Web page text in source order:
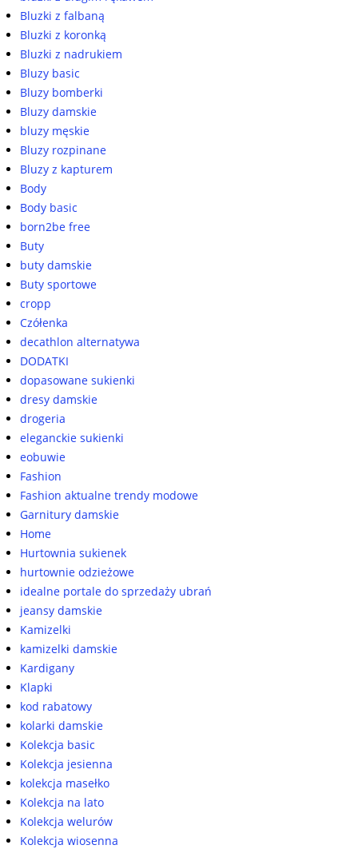
Bluzki z falbaną
Bluzki z koronką
Bluzki z nadrukiem
Bluzy basic
Bluzy bomberki
Bluzy damskie
bluzy męskie
Bluzy rozpinane
Bluzy z kapturem
Body
Body basic
born2be free
Buty
buty damskie
Buty sportowe
cropp
Czółenka
decathlon alternatywa
DODATKI
dopasowane sukienki
dresy damskie
drogeria
eleganckie sukienki
eobuwie
Fashion
Fashion aktualne trendy modowe
Garnitury damskie
Home
Hurtownia sukienek
hurtownie odzieżowe
idealne portale do sprzedaży ubrań
jeansy damskie
Kamizelki
kamizelki damskie
Kardigany
Klapki
kod rabatowy
kolarki damskie
Kolekcja basic
Kolekcja jesienna
kolekcja masełko
Kolekcja na lato
Kolekcja welurów
Kolekcja wiosenna